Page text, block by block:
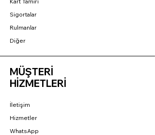
Sigortalar
Rulmanlar
Diğer
MÜŞTERİ
HİZMETLERİ
İletişim
Hizmetler
WhatsApp